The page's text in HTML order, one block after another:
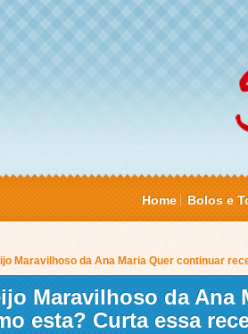
Home Bolos e
Maravilhoso da Ana Maria Quer continuar
Maravilhoso da
esta? Curta essa